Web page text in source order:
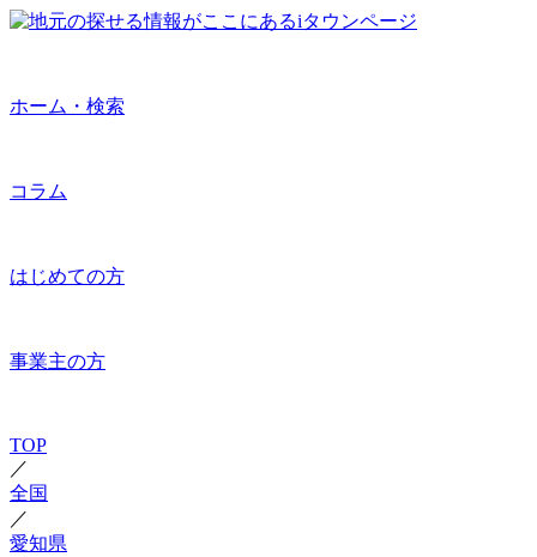
ホーム・検索
コラム
はじめての方
事業主の方
TOP
／
全国
／
愛知県